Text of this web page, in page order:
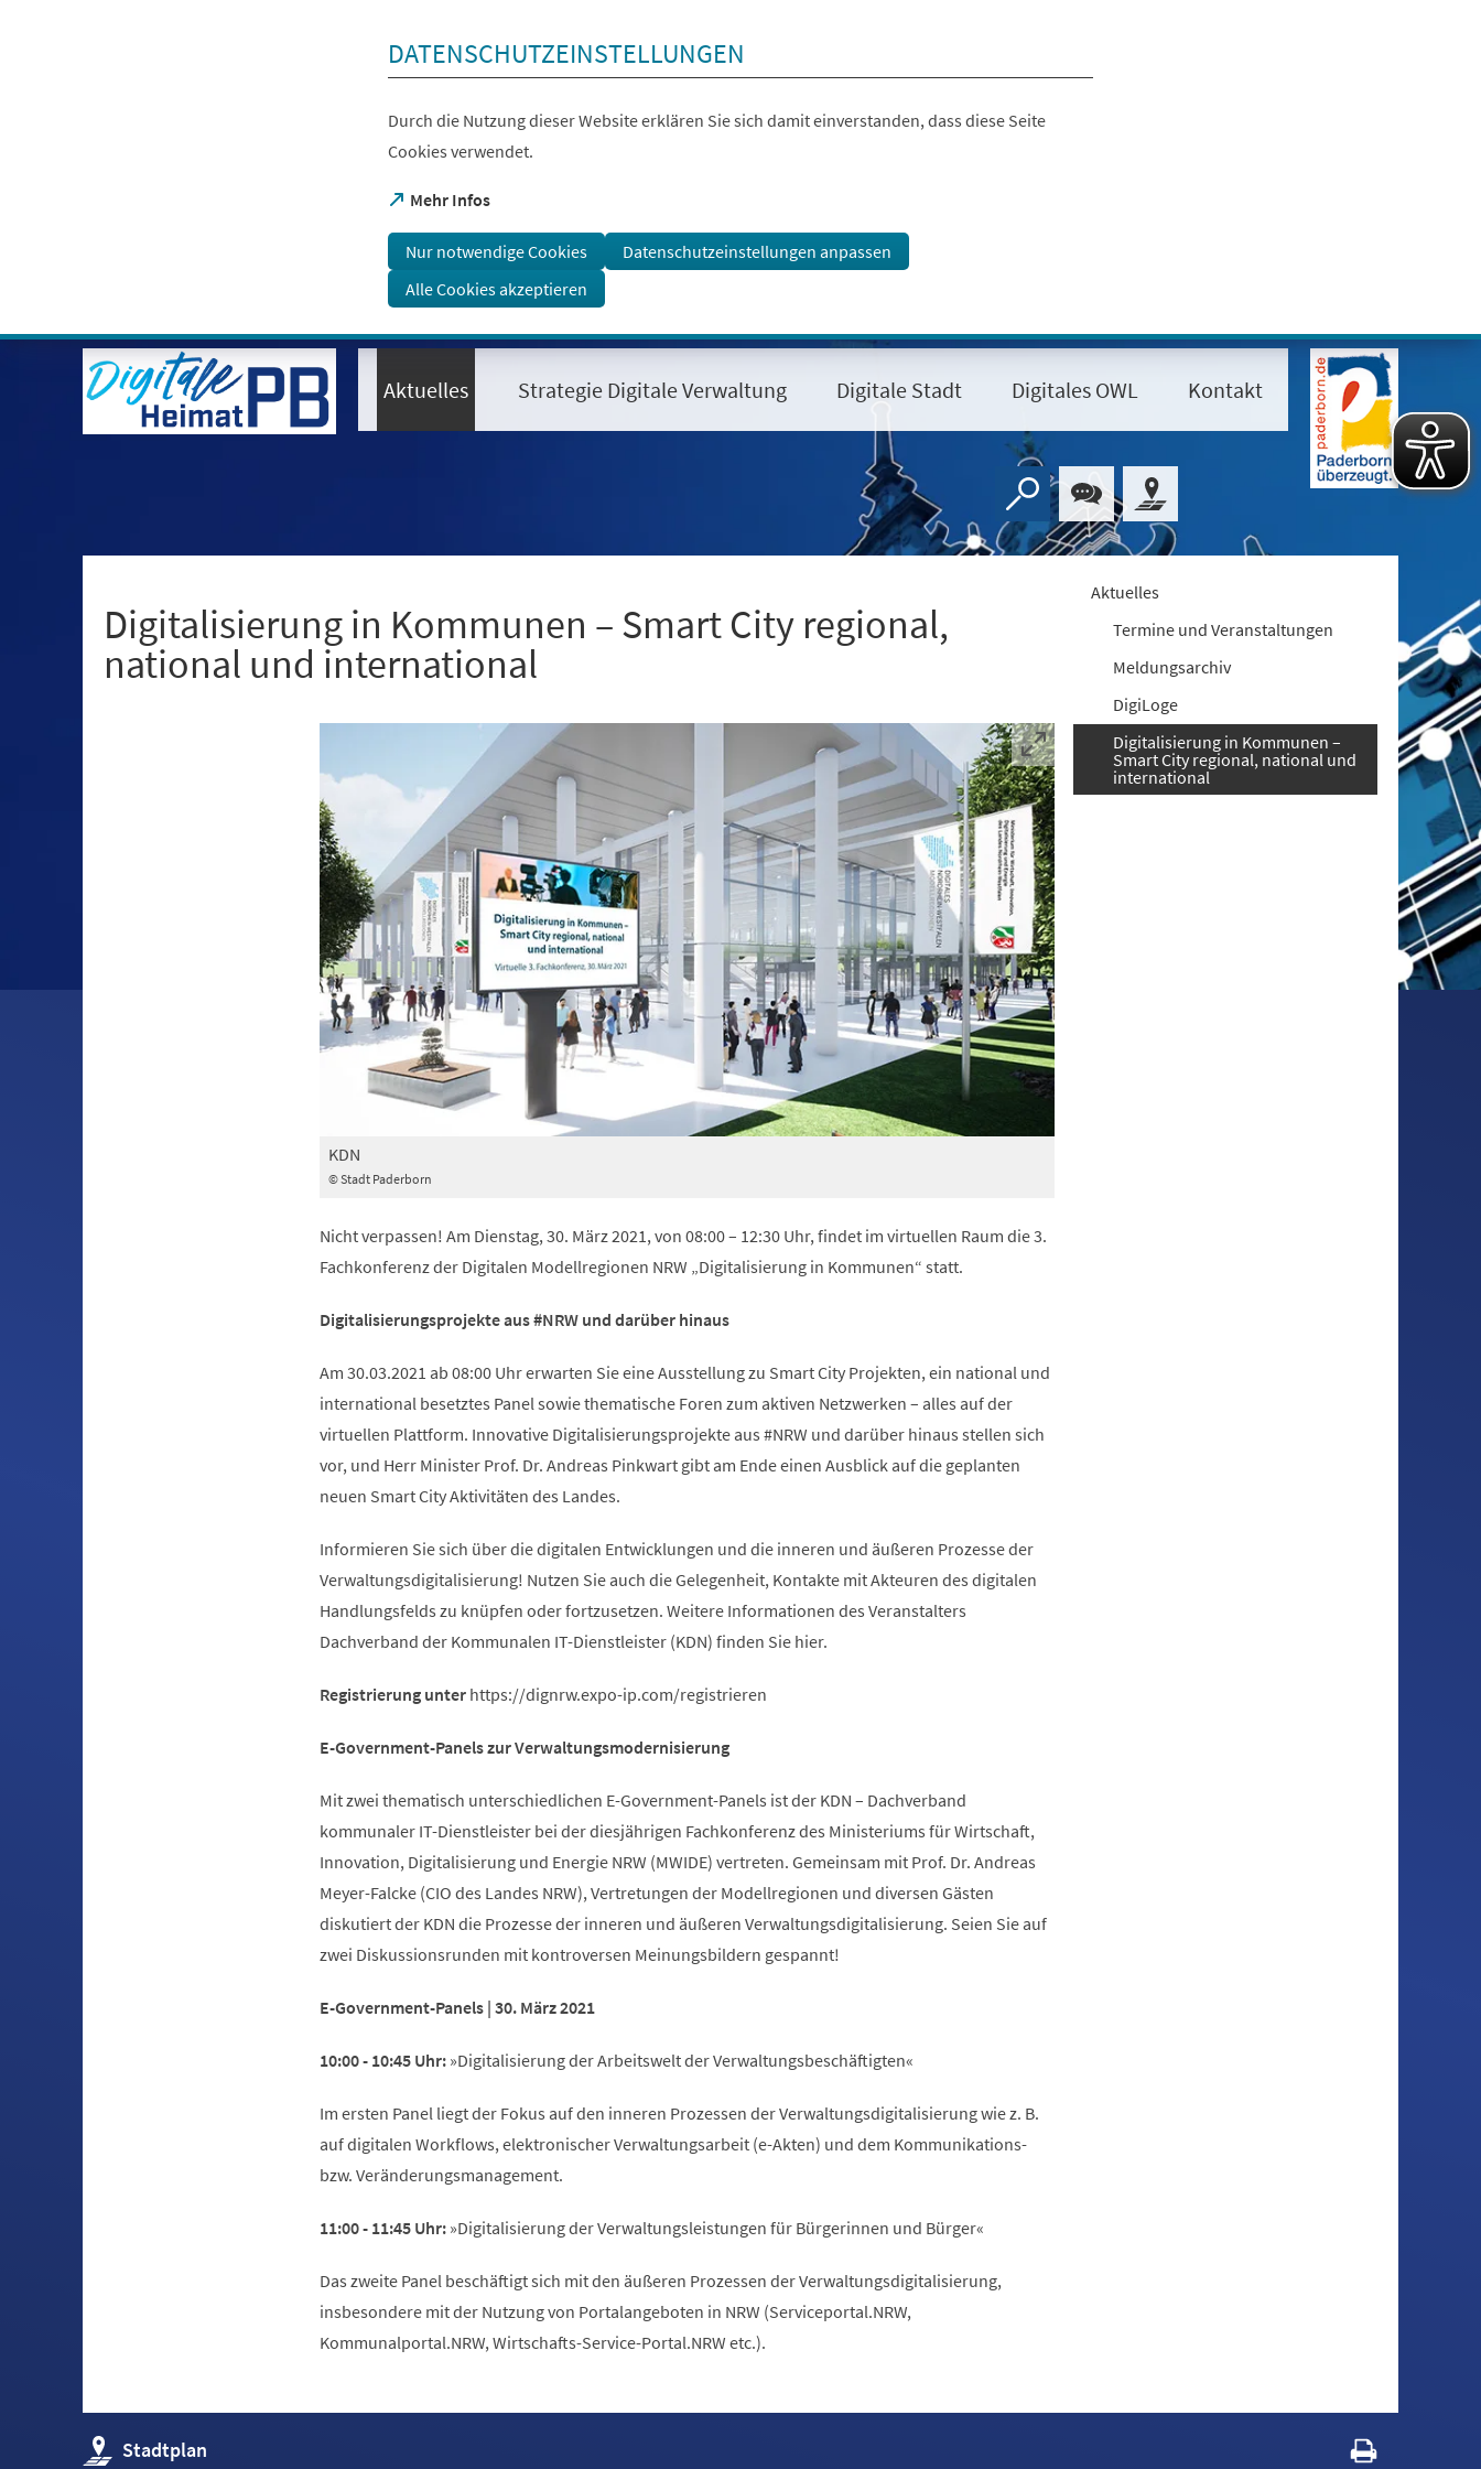
Assistenzsoftware
DATENSCHUTZEINSTELLUNGEN
Durch die Nutzung dieser Website erklären Sie sich damit einverstanden, dass diese Seite
Cookies verwendet.
Mehr Infos
(Öffnet
einem
neuen
Tab)
Nur notwendige Cookies
Datenschutzeinstellungen anpassen
Alle Cookies akzeptieren
Aktuelles Strategie Digitale Verwaltung Digitale Stadt Digitales OWL Kontakt
Digitalisierung in Kommunen – Smart City regional,
national und international
© Stadt Paderborn
KDN
Nicht verpassen! Am Dienstag, 30. März 2021, von 08:00 – 12:30 Uhr, findet im virtuellen Raum die 3.
Fachkonferenz der Digitalen Modellregionen NRW „Digitalisierung in Kommunen“ statt.
Digitalisierungsprojekte aus #NRW und darüber hinaus
Am 30.03.2021 ab 08:00 Uhr erwarten Sie eine Ausstellung zu Smart City Projekten, ein national und
international besetztes Panel sowie thematische Foren zum aktiven Netzwerken – alles auf der
virtuellen Plattform. Innovative Digitalisierungsprojekte aus #NRW und darüber hinaus stellen sich
vor, und Herr Minister Prof. Dr. Andreas Pinkwart gibt am Ende einen Ausblick auf die geplanten
neuen Smart City Aktivitäten des Landes.
Informieren Sie sich über die digitalen Entwicklungen und die inneren und äußeren Prozesse der
Verwaltungsdigitalisierung! Nutzen Sie auch die Gelegenheit, Kontakte mit Akteuren des digitalen
Handlungsfelds zu knüpfen oder fortzusetzen. Weitere Informationen des Veranstalters
Dachverband der Kommunalen IT-Dienstleister (KDN) finden Sie hier.
Registrierung unterhttps://dignrw.expo-ip.com/registrieren
E-Government-Panels zur Verwaltungsmodernisierung
Mit zwei thematisch unterschiedlichen E-Government-Panels ist der KDN – Dachverband
kommunaler IT-Dienstleister bei der diesjährigen Fachkonferenz des Ministeriums für Wirtschaft,
Innovation, Digitalisierung und Energie NRW (MWIDE) vertreten. Gemeinsam mit Prof. Dr. Andreas
Meyer-Falcke (CIO des Landes NRW), Vertretungen der Modellregionen und diversen Gästen
diskutiert der KDN die Prozesse der inneren und äußeren Verwaltungsdigitalisierung. Seien Sie auf
zwei Diskussionsrunden mit kontroversen Meinungsbildern gespannt!
E-Government-Panels | 30. März 2021
10:00 - 10:45 Uhr:»Digitalisierung der Arbeitswelt der Verwaltungsbeschäftigten«
Im ersten Panel liegt der Fokus auf den inneren Prozessen der Verwaltungsdigitalisierung wie z. B.
auf digitalen Workflows, elektronischer Verwaltungsarbeit (e-Akten) und dem Kommunikations-
bzw. Veränderungsmanagement.
11:00 - 11:45 Uhr:»Digitalisierung der Verwaltungsleistungen für Bürgerinnen und Bürger«
Das zweite Panel beschäftigt sich mit den äußeren Prozessen der Verwaltungsdigitalisierung,
insbesondere mit der Nutzung von Portalangeboten in NRW (Serviceportal.NRW,
Kommunalportal.NRW, Wirtschafts-Service-Portal.NRW etc.).
Aktuelles
Termine und Veranstaltungen
Meldungsarchiv
DigiLoge
Digitalisierung in Kommunen –
Smart City regional, national und
international
Stadtplan
(Öffnet